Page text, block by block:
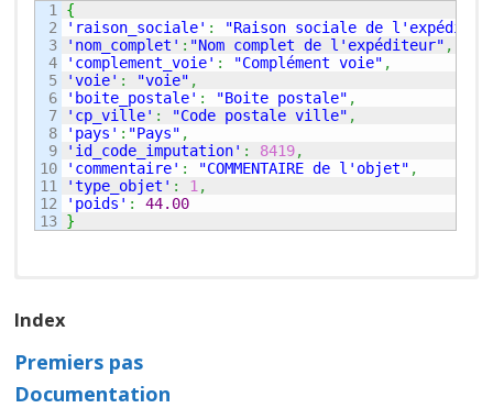
1
2
3
4
5
6
7
8
9
10
11
12
{
'raison_sociale' :
"Raison sociale de
'nom_complet' : "Nom complet de l'expéditeur" ,
'complement_voie' : "Complément voie" ,
'voie' : "voie" ,
'boite_postale' : "Boite postale" ,
'cp_ville' : "Code postale ville" ,
'pays' : "Pays" ,
'id_code_imputation' : 8419,
'commentaire' : "COMMENTAIRE de l'objet" ,
'type_objet' : 1 ,
'poids' :
44.00
}
Index
Premiers pas
Documentation